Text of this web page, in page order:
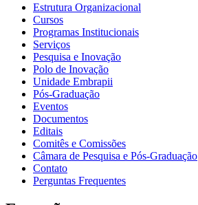
Estrutura Organizacional
Cursos
Programas Institucionais
Serviços
Pesquisa e Inovação
Polo de Inovação
Unidade Embrapii
Pós-Graduação
Eventos
Documentos
Editais
Comitês e Comissões
Câmara de Pesquisa e Pós-Graduação
Contato
Perguntas Frequentes